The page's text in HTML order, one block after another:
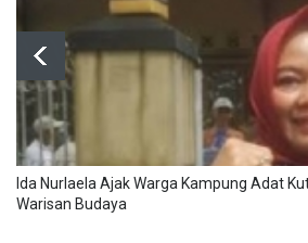
Ida Nurlaela Ajak Warga Kampung Adat
Warisan Budaya